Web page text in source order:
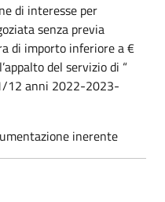
di interesse per
senza previa
di importo inferiore a €
del servizio di “
12 anni 2022-2023-
inerente